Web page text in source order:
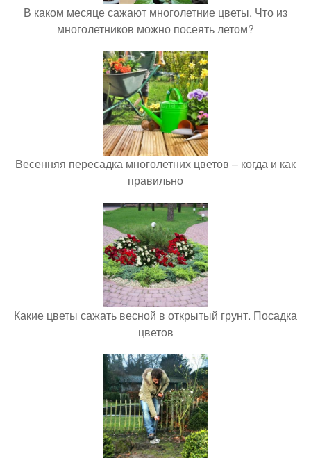
В каком месяце сажают многолетние цветы. Что из
многолетников можно посеять летом?
Весенняя пересадка многолетних цветов – когда и как
правильно
Какие цветы сажать весной в открытый грунт. Посадка
цветов